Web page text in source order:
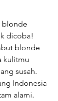
blonde
dicoba!
blonde
kulitmu
susah.
Indonesia
alami.